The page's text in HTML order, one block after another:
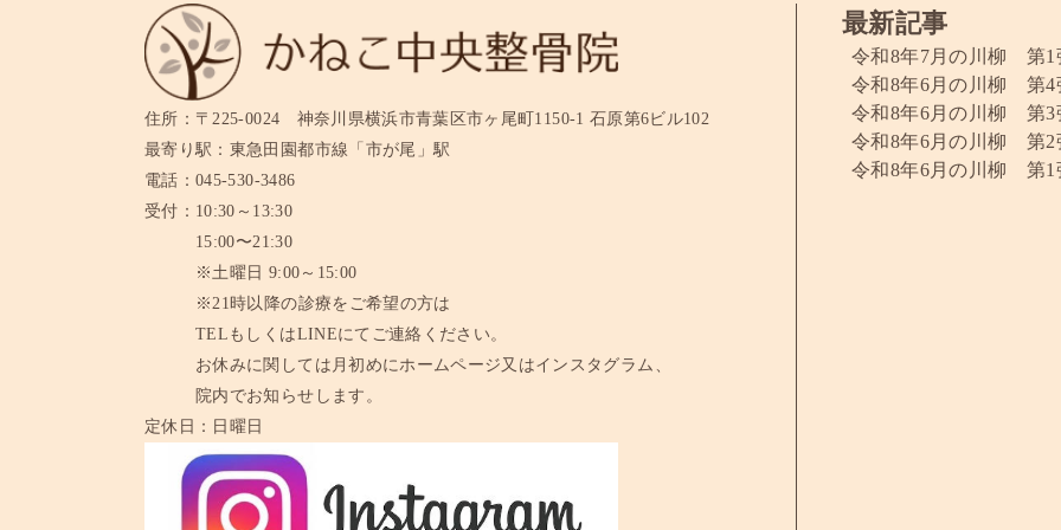
住所： 〒225-0024 神奈川県横浜市青葉区市ヶ尾町1150-1 石原第6ビル102
最寄り駅： 東急田園都市線「市が尾」駅
電話：045-530-3486
受付： 10:30～13:30
15:00〜21:30
※土曜日 9:00～15:00
※21時以降の診療をご希望の方は
TELもしくはLINEにてご連絡ください。
お休みに関しては月初めにホームページ又はインスタグラム、
院内でお知らせします。
定休日： 日曜日
最新記事
令和8年7月の川柳 第1
令和8年6月の川柳 第4
令和8年6月の川柳 第3
令和8年6月の川柳 第2
令和8年6月の川柳 第1